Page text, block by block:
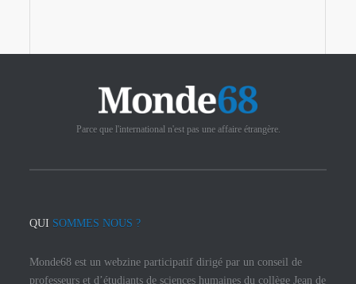
Parce que l'international n'est pas une affaire étrangère.
QUI SOMMES NOUS ?
Monde68 est un webzine participatif dirigé par un conseil de
professeurs et d’étudiants de sciences humaines du collège Jean de